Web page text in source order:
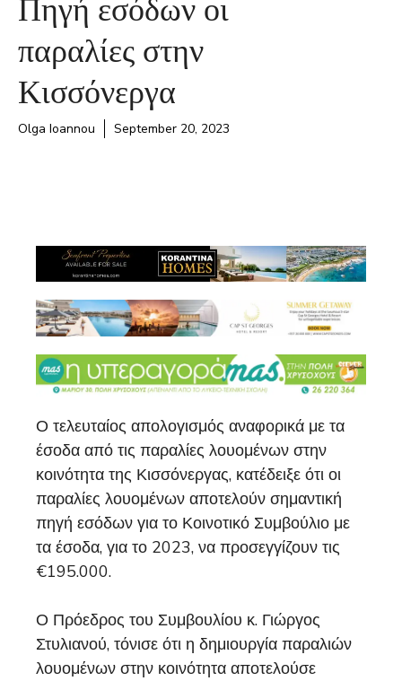
παραλίες στην
Κισσόνεργα
Olga Ioannou September 20, 2023
Ο τελευταίος απολογισμός αναφορικά με τα
έσοδα από τις παραλίες λουομένων στην
κοινότητα της Κισσόνεργας, κατέδειξε ότι οι
παραλίες λουομένων αποτελούν σημαντική
πηγή εσόδων για το Κοινοτικό Συμβούλιο με
τα έσοδα, για το 2023, να προσεγγίζουν τις
€195.000.
Ο Πρόεδρος του Συμβουλίου κ. Γιώργος
Στυλιανού, τόνισε ότι η δημιουργία παραλιών
λουομένων στην κοινότητα αποτελούσε